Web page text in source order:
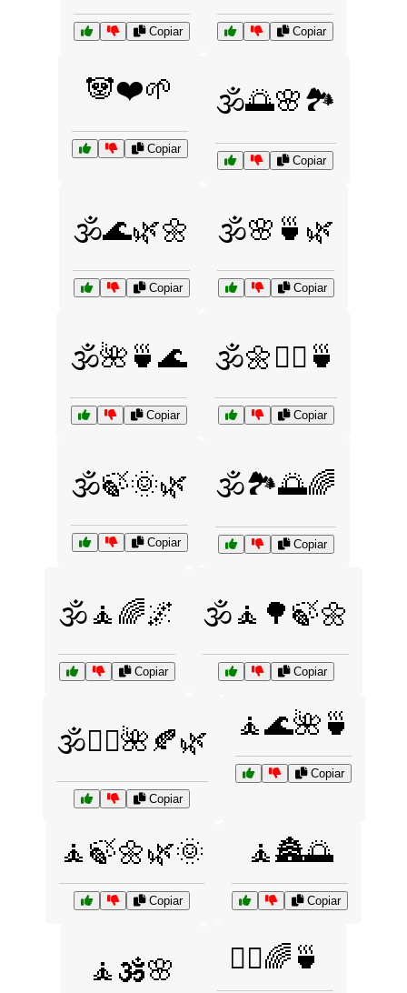
Copiar Copiar
🐼❤️🌱
Copiar
🕉️🌅🌸🏞️
Copiar
🕉️🌊🌿🌼
Copiar
🕉️🌸🍵🌿
Copiar
🕉️🌺🍵🌊
Copiar
🕉️🌼🧘‍♀️🍵
Copiar
🕉️🍃🌞🌿
Copiar
🕉️🏞️🌅🌈
Copiar
🕉️🧘🌈🌌
Copiar
🕉️🧘🌳🍃🌼
Copiar
🕉️🧘‍♀️🌺🍂🌿
Copiar
🧘🌊🌺🍵
Copiar
🧘🍃🌼🌿🌞
Copiar
🧘🏯🌅
Copiar
🧘🕉️🌸 🧘‍♀️🌈🍵